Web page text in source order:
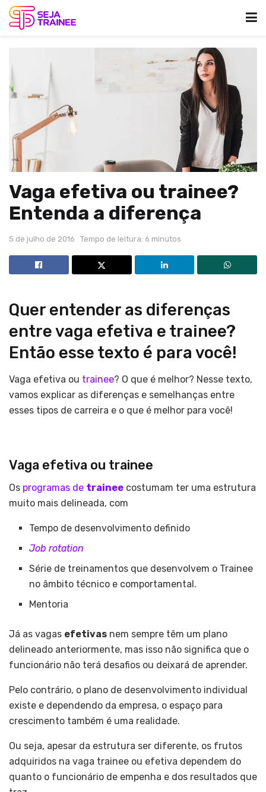
Vaga efetiva ou trainee?
Entenda a diferença
5 de julho de 2016 Tempo de leitura: 6 minutos
Quer entender as diferenças
entre vaga efetiva e trainee?
Então esse texto é para você!
Vaga efetiva ou trainee? O que é melhor? Nesse texto,
vamos explicar as diferenças e semelhanças entre
esses tipos de carreira e o que é melhor para você!
Vaga efetiva ou trainee
Os programas de trainee costumam ter uma estrutura
muito mais delineada, com
Tempo de desenvolvimento definido
Job rotation
Série de treinamentos que desenvolvem o Trainee
no âmbito técnico e comportamental.
Mentoria
Já as vagas efetivas nem sempre têm um plano
delineado anteriormente, mas isso não significa que o
funcionário não terá desafios ou deixará de aprender.
Pelo contrário, o plano de desenvolvimento individual
existe e dependendo da empresa, o espaço para
crescimento também é uma realidade.
Ou seja, apesar da estrutura ser diferente, os frutos
adquiridos na vaga trainee ou efetiva dependem do
quanto o funcionário de empenha e dos resultados que